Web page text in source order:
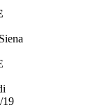
19